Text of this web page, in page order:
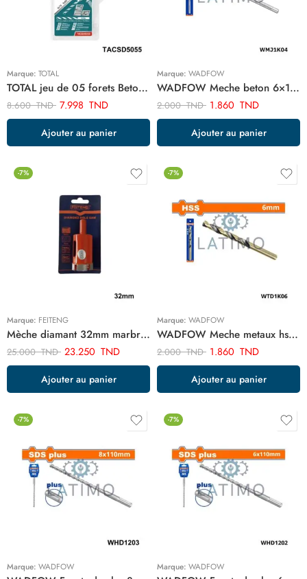
Marque: TOTAL
TOTAL jeu de 05 forets Beton TACSD5055
8.600TND 7.998 TND
Ajouter au panier
Marque: WADFOW
WADFOW Meche beton 6×100 WMJ1K04
2.000TND 1.860 TND
Ajouter au panier
-7%
Marque: FEITENG
Mèche diamant 32mm marbre ART02032
25.000TND 23.250 TND
Ajouter au panier
-7%
Marque: WADFOW
WADFOW Meche metaux hss 6mm WTD1K06
2.000TND 1.860 TND
Ajouter au panier
-7%
Marque: WADFOW
-7%
Marque: WADFOW